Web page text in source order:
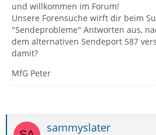
und willkommen im Forum!
Unsere Forensuche wirft dir beim
"Sendeprobleme" Antworten aus,
dem alternativen Sendeport 587
damit?
MfG Peter
sammyslater